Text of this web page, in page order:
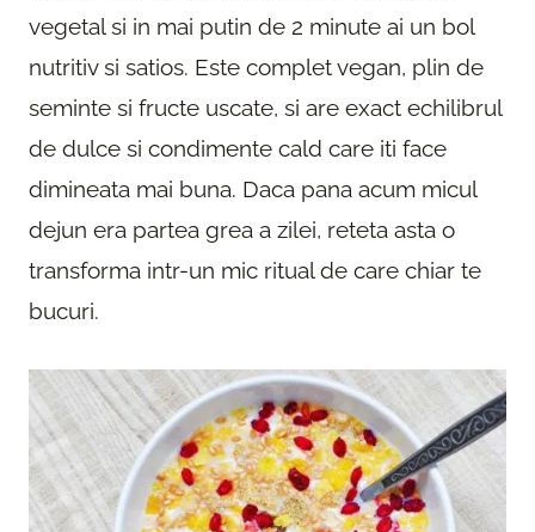
vegetal si in mai putin de 2 minute ai un bol
nutritiv si satios. Este complet vegan, plin de
seminte si fructe uscate, si are exact echilibrul
de dulce si condimente cald care iti face
dimineata mai buna. Daca pana acum micul
dejun era partea grea a zilei, reteta asta o
transforma intr-un mic ritual de care chiar te
bucuri.